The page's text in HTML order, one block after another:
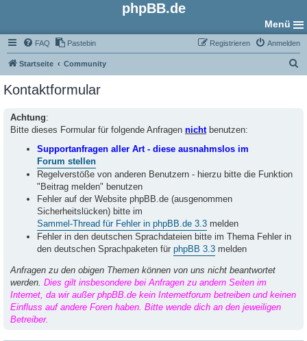
phpBB.de
Menü
FAQ Pastebin Anmelden
Registrieren
Startseite Community
Kontaktformular
Achtung:
Bitte dieses Formular für folgende Anfragen nichtbenutzen:
Supportanfragen aller Art - diese ausnahmslos im
Forum stellen
Regelverstöße von anderen Benutzern - hierzu bitte die Funktion
"Beitrag melden" benutzen
Fehler auf der Website phpBB.de (ausgenommen
Sicherheitslücken) bitte im
Sammel-Thread für Fehler in phpBB.de 3.3 melden
Fehler in den deutschen Sprachdateien bitte im Thema Fehler in
den deutschen Sprachpaketen für phpBB 3.3 melden
Anfragen zu den obigen Themen können von uns nicht beantwortet
werden. Dies gilt insbesondere bei Anfragen zu andern Seiten im
Internet, da wir außer phpBB.de kein Internetforum betreiben und keinen
Einfluss auf andere Foren haben. Bitte wende dich an den jeweiligen
Betreiber.